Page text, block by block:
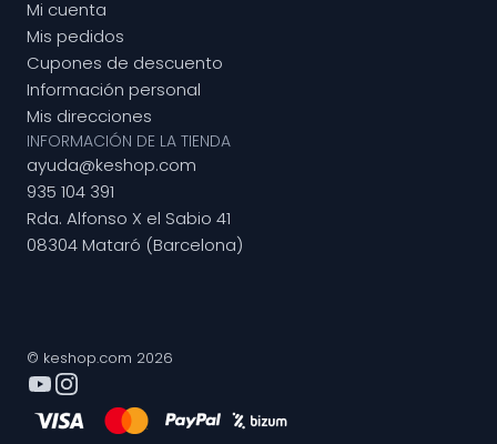
Mi cuenta
Mis pedidos
Cupones de descuento
Información personal
Mis direcciones
INFORMACIÓN DE LA TIENDA
ayuda@keshop.com
935 104 391
Rda. Alfonso X el Sabio 41
08304 Mataró (Barcelona)
© keshop.com 2026